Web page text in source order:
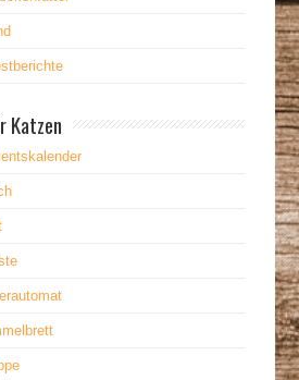
Katzen